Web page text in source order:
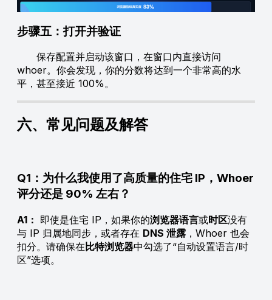
步骤五：打开并验证
保存配置并启动该窗口，在窗口内直接访问
whoer。你会发现，你的分数将达到一个非常高的水
平，甚至接近 100%。
六、常见问题及解答
Q1：为什么我使用了高质量的住宅 IP，Whoer
评分还是 90% 左右？
A1： 即使是住宅 IP，如果你的浏览器语言或时区没有
与 IP 归属地同步，或者存在 DNS 泄露 ，Whoer 也会
扣分。请确保在比特浏览器中勾选了“自动设置语言/时
区”选项。